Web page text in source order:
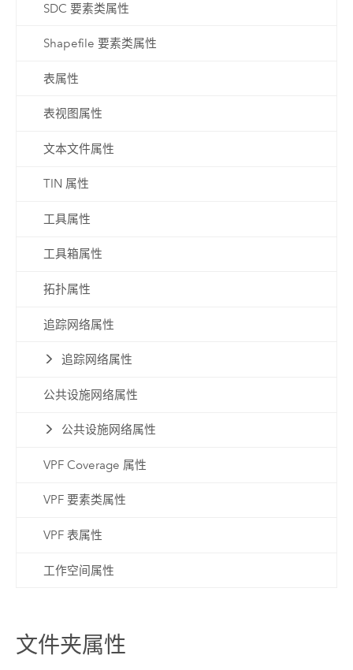
SDC 要素类属性
Shapefile 要素类属性
表属性
表视图属性
文本文件属性
TIN 属性
工具属性
工具箱属性
拓扑属性
追踪网络属性
追踪网络属性
公共设施网络属性
公共设施网络属性
VPF Coverage 属性
VPF 要素类属性
VPF 表属性
工作空间属性
文件夹属性